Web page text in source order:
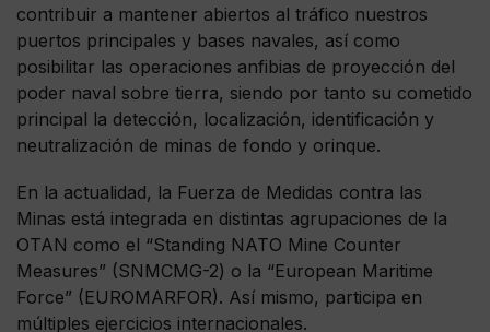
contribuir a mantener abiertos al tráfico nuestros
puertos principales y bases navales, así como
posibilitar las operaciones anfibias de proyección del
poder naval sobre tierra, siendo por tanto su cometido
principal la detección, localización, identificación y
neutralización de minas de fondo y orinque.
En la actualidad, la Fuerza de Medidas contra las
Minas está integrada en distintas agrupaciones de la
OTAN como el “Standing NATO Mine Counter
Measures” (SNMCMG-2) o la “European Maritime
Force” (EUROMARFOR). Así mismo, participa en
múltiples ejercicios internacionales.